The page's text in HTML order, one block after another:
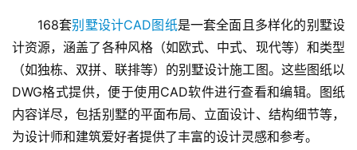
168套别墅设计CAD图纸是一套全面且多样化的别墅设
计资源，涵盖了各种风格（如欧式、中式、现代等）和类型
（如独栋、双拼、联排等）的别墅设计施工图。这些图纸以
DWG格式提供，便于使用CAD软件进行查看和编辑。图纸
内容详尽，包括别墅的平面布局、立面设计、结构细节等，
为设计师和建筑爱好者提供了丰富的设计灵感和参考。